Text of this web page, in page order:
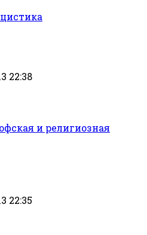
22:38
и религиозная
22:35